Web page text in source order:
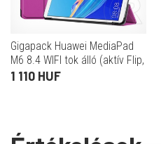
Gigapack Huawei MediaPad
M6 8.4 WIFI tok álló (aktív Flip,
oldalra nyíló, TRIFOLD asztali
1 110 HUF